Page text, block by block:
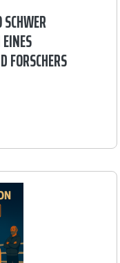
FORSCHERS